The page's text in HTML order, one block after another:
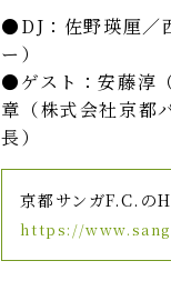
DJ：佐野瑛厘／
ー）
ゲスト：安藤淳
章（株式会社京都
長）
京都サンガF.C.の
https://